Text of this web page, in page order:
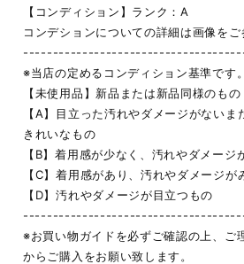
【コンディション】ランク：A
コンデションについての詳細は画像をご
※当店の定めるコンディション基準です。
【未使用品】新品または新品同様のもの
【A】目立った汚れやダメージがない
きれいなもの
【B】着用感が少なく、汚れやダメージ
【C】着用感があり、汚れやダメージが
【D】汚れやダメージが目立つもの
※お買い物ガイドを必ずご確認の上、ご
からご購入をお願い致します。